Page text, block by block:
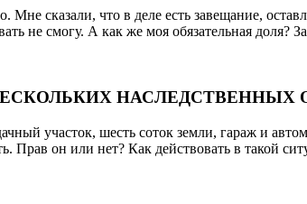
Мне сказали, что в деле есть завещание,
не смогу. А как же моя обязательная доля?
НАСЛЕДСТВЕННЫХ
участок, шесть соток земли, гараж и
Прав он или нет? Как действовать в